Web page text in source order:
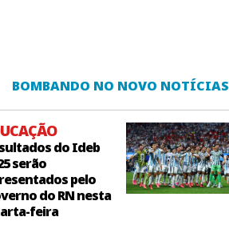
BOMBANDO NO NOVO NOTÍCIAS
do Ideb
serão
pelo
do RN nesta
feira